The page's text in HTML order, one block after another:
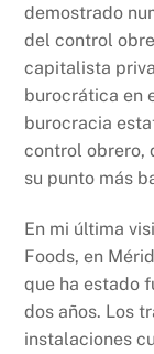
demostrado
del control
capitalista
burocrática en
burocracia
control obrero,
su punto más
En mi última
Foods, en
que ha estado
dos años. Los
instalaciones